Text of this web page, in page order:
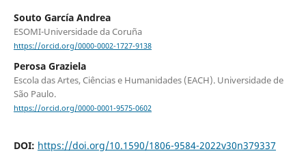
Souto García Andrea
ESOMI-Universidade da Coruña
https://orcid.org/0000-0002-1727-9138
Perosa Graziela
Escola das Artes, Ciências e Humanidades (EACH). Universidade de
São Paulo.
https://orcid.org/0000-0001-9575-0602
DOI: https://doi.org/10.1590/1806-9584-2022v30n379337